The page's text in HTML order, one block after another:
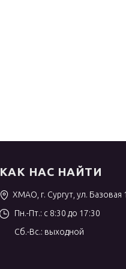
КАК НАС НАЙТИ
ХМАО, г. Сургут, ул. Базовая
Пн.-Пт.: с 8:30 до 17:30
Сб.-Вс.: выходной